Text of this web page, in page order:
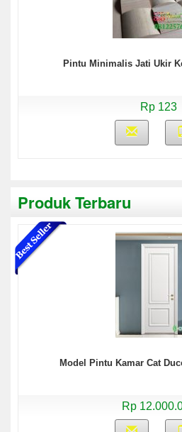
Pintu Minimalis Jati Ukir
Rp 123
Produk Terbaru
Model Pintu Kamar Cat
Rp